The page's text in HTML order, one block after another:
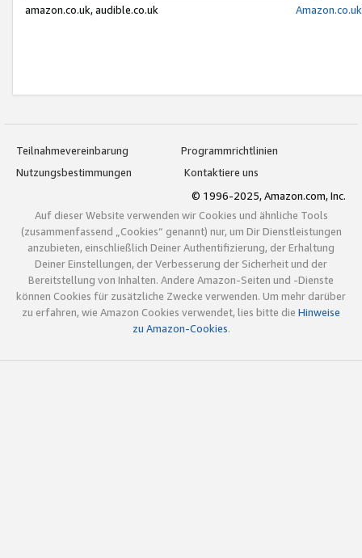
amazon.co.uk, audible.co.uk
Teilnahmevereinbarung
Programmrichtlinien
Nutzungsbestimmungen
Kontaktiere uns
© 1996-2025, Amazon.com, Inc.
Auf dieser Website verwenden wir Cookies und ähnliche Tools
(zusammenfassend „Cookies“ genannt) nur, um Dir Dienstleistungen
anzubieten, einschließlich Deiner Authentifizierung, der Erhaltung
Deiner Einstellungen, der Verbesserung der Sicherheit und der
Bereitstellung von Inhalten. Andere Amazon-Seiten und -Dienste
können Cookies für zusätzliche Zwecke verwenden. Um mehr darüber
zu erfahren, wie Amazon Cookies verwendet, lies bitte die Hinweise
zu Amazon-Cookies.